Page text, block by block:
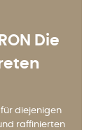
Die
diejenigen
raffinierten